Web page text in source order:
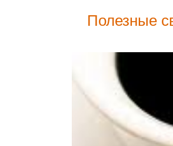
Полезные